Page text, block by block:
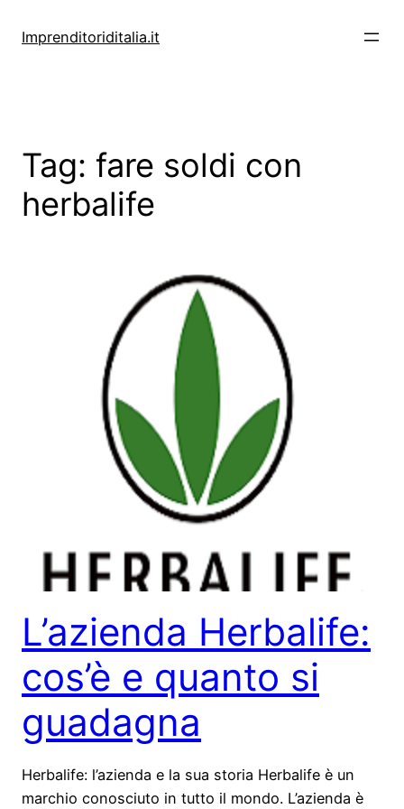
Imprenditoriditalia.it
Tag: fare soldi con
herbalife
L’azienda Herbalife:
cos’è e quanto si
guadagna
Herbalife: l’azienda e la sua storia Herbalife è un
marchio conosciuto in tutto il mondo. L’azienda è